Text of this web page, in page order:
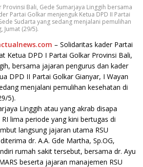
Provinsi Bali, Gede Sumarjaya Linggih bersama
Partai Golkar menjenguk Ketua DPD II Partai
Sudarta yang sedang menjalani pemulihan
Jumat (29/5).
– Solidaritas kader Partai
Ketua DPD I Partai Golkar Provinsi Bali,
bersama jajaran pengurus dan kader
DPD II Partai Golkar Gianyar, I Wayan
menjalani pemulihan kesehatan di
5).
Linggih atau yang akrab disapa
lima periode yang kini bertugas di
langsung jajaran utama RSU
dr. A.A. Gde Martha, Sp.OG,
rumah sakit tersebut, bersama dr. Ayu
beserta jajaran manajemen RSU